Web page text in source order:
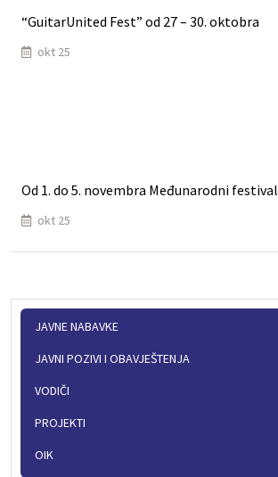
“GuitarUnited Fest” od 27 – 30. oktobra
okt 25
Оd 1. do 5. novembra Međunarodni festival
okt 25
JAVNE NABAVKE
JAVNI POZIVI I OBAVJEŠTENJA
VODIČI
PROJEKTI
OIK